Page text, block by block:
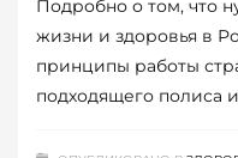
Подробно о том, что
жизни и здоровья в
принципы работы
подходящего полиса